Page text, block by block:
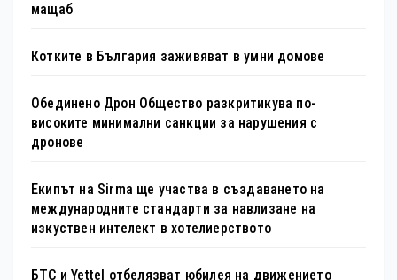
мащаб
Котките в България заживяват в умни домове
Обединено Дрон Общество разкритикува по-
високите минимални санкции за нарушения с
дронове
Екипът на Sirma ще участва в създаването на
международните стандарти за навлизане на
изкуствен интелект в хотелиерството
БТС и Yettel отбелязват юбилея на движението